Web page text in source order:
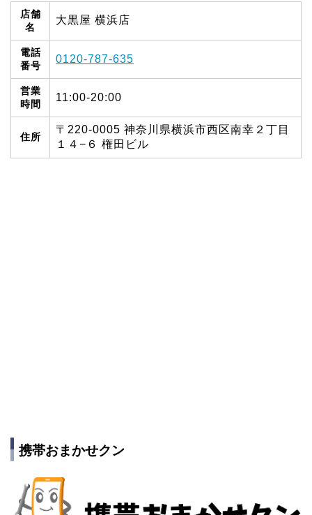
店舗
名
大黒屋 横浜店
電話
番号
0120-787-635
営業
時間
11:00-20:00
住所
〒220-0005 神奈川県横浜市西区南幸２丁目
１４−６ 権田ビル
携帯おまかせクン